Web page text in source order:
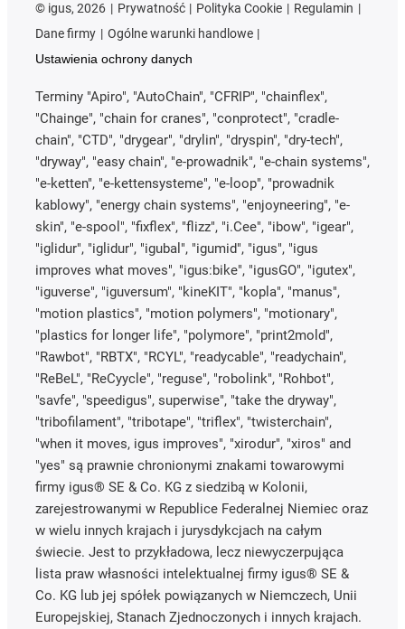
© igus, 2026 Prywatność Polityka Cookie
Regulamin
Dane firmy
Ogólne warunki handlowe
Ustawienia ochrony danych
Terminy "Apiro", "AutoChain", "CFRIP", "chainflex",
"Chainge", "chain for cranes", "conprotect", "cradle-
chain", "CTD", "drygear", "drylin", "dryspin", "dry-tech",
"dryway", "easy chain", "e-prowadnik", "e-chain systems",
"e-ketten", "e-kettensysteme", "e-loop", "prowadnik
kablowy", "energy chain systems", "enjoyneering", "e-
skin", "e-spool", "fixflex", "flizz", "i.Cee", "ibow", "igear",
"iglidur", "iglidur", "igubal", "igumid", "igus", "igus
improves what moves", "igus:bike", "igusGO", "igutex",
"iguverse", "iguversum", "kineKIT", "kopla", "manus",
"motion plastics", "motion polymers", "motionary",
"plastics for longer life", "polymore", "print2mold",
"Rawbot", "RBTX", "RCYL", "readycable", "readychain",
"ReBeL", "ReCyycle", "reguse", "robolink", "Rohbot",
"savfe", "speedigus", superwise", "take the dryway",
"tribofilament", "tribotape", "triflex", "twisterchain",
"when it moves, igus improves", "xirodur", "xiros" and
"yes" są prawnie chronionymi znakami towarowymi
firmy igus® SE & Co. KG z siedzibą w Kolonii,
zarejestrowanymi w Republice Federalnej Niemiec oraz
w wielu innych krajach i jurysdykcjach na całym
świecie. Jest to przykładowa, lecz niewyczerpująca
lista praw własności intelektualnej firmy igus® SE &
Co. KG lub jej spółek powiązanych w Niemczech, Unii
Europejskiej, Stanach Zjednoczonych i innych krajach.